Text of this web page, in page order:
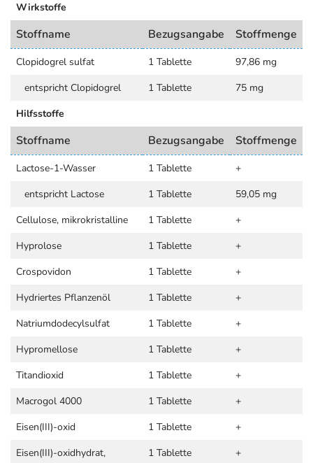
Wirkstoffe
Stoffname Bezugsangabe Stoffmenge
Clopidogrel sulfat 1 Tablette
97,86 mg
entspricht Clopidogrel
1 Tablette
75 mg
Hilfsstoffe
Stoffname Bezugsangabe Stoffmenge
Lactose-1-Wasser 1 Tablette
+
entspricht Lactose
1 Tablette
59,05 mg
Cellulose, mikrokristalline
1 Tablette
+
Hyprolose
1 Tablette
+
Crospovidon
1 Tablette
+
Hydriertes Pflanzenöl
1 Tablette
+
Natriumdodecylsulfat
1 Tablette
+
Hypromellose
1 Tablette
+
Titandioxid
1 Tablette
+
Macrogol 4000
1 Tablette
+
Eisen(III)-oxid
1 Tablette
+
Eisen(III)-oxidhydrat,
1 Tablette +